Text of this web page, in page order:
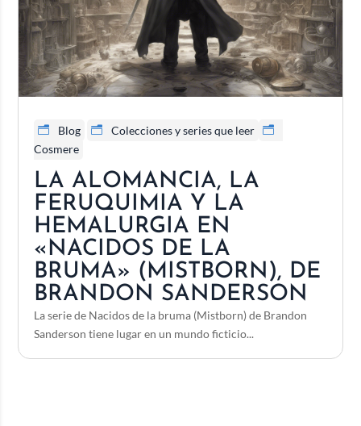
LA ALOMANCIA, LA
FERUQUIMIA Y LA
HEMALURGIA EN
«NACIDOS DE LA
BRUMA» (MISTBORN), DE
BRANDON SANDERSON
Blog
Colecciones y series que leer
Cosmere
La serie de Nacidos de la bruma (Mistborn) de Brandon
Sanderson tiene lugar en un mundo ficticio...